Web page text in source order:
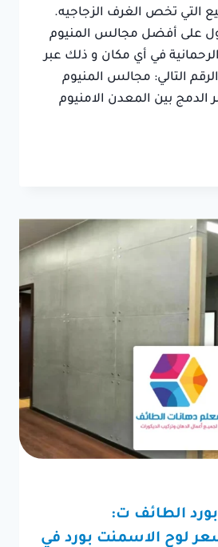
التي تخص الغرف الزجاجيه.
على أفضل مجالس المنيوم
في أي مكان و ذلك عبر
التالي: مجالس المنيوم
الدمج بين المعدن الامنيوم
الطائف ت:
، سعر لوح الاسمنت بورد في